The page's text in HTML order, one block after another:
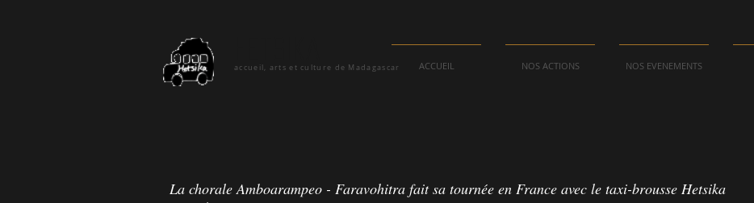
accueil, arts et culture de Madagascar ACCUEIL NOS ACTIONS NOS EVENEMENTS
La chorale Amboarampeo - Faravohitra fait sa tournée en France avec le taxi-brousse Hetsika